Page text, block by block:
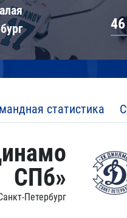
46
статистика
СПб»
Петербург